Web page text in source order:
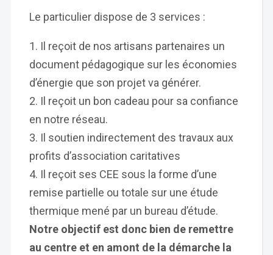
Le particulier dispose de 3 services :
Il reçoit de nos artisans partenaires un
document pédagogique sur les économies
d’énergie que son projet va générer.
Il reçoit un bon cadeau pour sa confiance
en notre réseau.
Il soutien indirectement des travaux aux
profits d’association caritatives
Il reçoit ses CEE sous la forme d’une
remise partielle ou totale sur une étude
thermique mené par un bureau d’étude.
Notre objectif est donc bien de remettre
au centre et en amont de la démarche la